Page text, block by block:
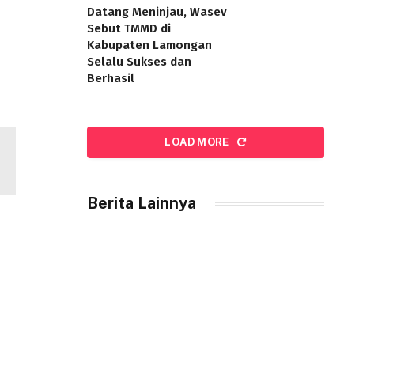
Datang Meninjau, Wasev
Sebut TMMD di
Kabupaten Lamongan
Selalu Sukses dan
Berhasil
LOAD MORE
Berita Lainnya